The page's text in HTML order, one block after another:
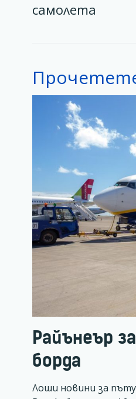
самолета
Райънеър
борда
Лоши новини за